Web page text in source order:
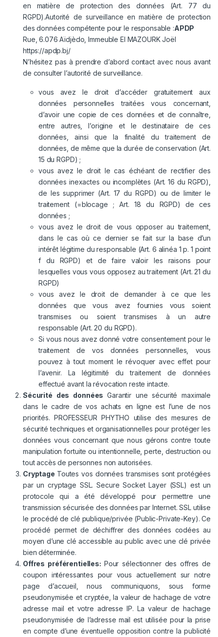
en matière de protection des données (Art. 77 du
RGPD).Autorité de surveillance en matière de protection
des données compétente pour le responsable :APDP
Rue, 6.076 Aïdjèdo, Immeuble El MAZOURK Joël
https://apdp.bj/
N’hésitez pas à prendre d’abord contact avec nous avant
de consulter l’autorité de surveillance.
vous avez le droit d’accéder gratuitement aux
données personnelles traitées vous concernant,
d’avoir une copie de ces données et de connaître,
entre autres, l’origine et le destinataire de ces
données, ainsi que la finalité du traitement de
données, de même que la durée de conservation (Art.
15 du RGPD) ;
vous avez le droit le cas échéant de rectifier des
données inexactes ou incomplètes (Art. 16 du RGPD),
de les supprimer (Art. 17 du RGPD) ou de limiter le
traitement (=blocage ; Art. 18 du RGPD) de ces
données ;
vous avez le droit de vous opposer au traitement,
dans le cas où ce dernier se fait sur la base d’un
intérêt légitime du responsable (Art. 6 alinéa 1 p. 1 point
f du RGPD) et de faire valoir les raisons pour
lesquelles vous vous opposez au traitement (Art. 21 du
RGPD)
vous avez le droit de demander à ce que les
données que vous avez fournies vous soient
transmises ou soient transmises à un autre
responsable (Art. 20 du RGPD).
Si vous nous avez donné votre consentement pour le
traitement de vos données personnelles, vous
pouvez à tout moment le révoquer avec effet pour
l’avenir. La légitimité du traitement de données
effectué avant la révocation reste intacte.
Sécurité des donnéesGarantir une sécurité maximale
dans le cadre de vos achats en ligne est l’une de nos
priorités. PROFESSEUR PHYTHO utilise des mesures de
sécurité techniques et organisationnelles pour protéger les
données vous concernant que nous gérons contre toute
manipulation fortuite ou intentionnelle, perte, destruction ou
tout accès de personnes non autorisées.
Cryptage Toutes vos données transmises sont protégées
par un cryptage SSL. Secure Socket Layer (SSL) est un
protocole qui a été développé pour permettre une
transmission sécurisée des données par Internet. SSL utilise
le procédé de clé publique/privée (Public-Private-Key). Ce
procédé permet de déchiffrer des données codées au
moyen d’une clé accessible au public avec une clé privée
bien déterminée.
Offres préférentielles: Pour sélectionner des offres de
coupon intéressantes pour vous actuellement sur notre
page d’accueil, nous communiquons, sous forme
pseudonymisée et cryptée, la valeur de hachage de votre
adresse mail et votre adresse IP. La valeur de hachage
pseudonymisée de l’adresse mail est utilisée pour la prise
en compte d’une éventuelle opposition contre la publicité